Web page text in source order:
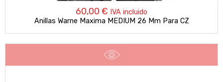
60,00 € IVA incluido
Anillas Warne Maxima MEDIUM 26 Mm Para CZ